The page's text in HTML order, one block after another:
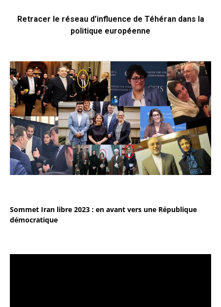
Retracer le réseau d’influence de Téhéran dans la
politique européenne
Sommet Iran libre 2023 : en avant vers une République
démocratique